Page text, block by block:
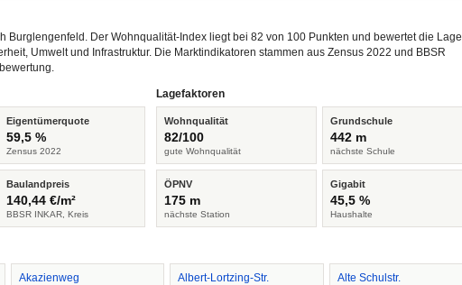
Burglengenfeld. Der Wohnqualität-Index liegt bei 82 von 100 Punkten und bewertet die Lage
Umwelt und Infrastruktur. Die Marktindikatoren stammen aus Zensus 2022 und BBSR
Eigentümerquote
59,5 %
Zensus 2022
Baulandpreis
140,44 €/m²
BBSR INKAR, Kreis
Lagefaktoren
Wohnqualität
82/100
gute Wohnqualität
Grundschule
442 m
nächste Schule
ÖPNV
175 m
nächste Station
Gigabit
45,5 %
Haushalte
Akazienweg Albert-Lortzing-Str. Alte Schulstr.